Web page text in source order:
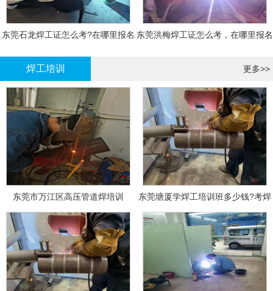
东莞石龙焊工证怎么考?在哪里报名 东莞洪梅焊工证怎么考，在哪里报名
焊工培训 更多>>
东莞市万江区高压管道焊培训
东莞塘厦学焊工培训班多少钱?考焊
工证大概多少钱?